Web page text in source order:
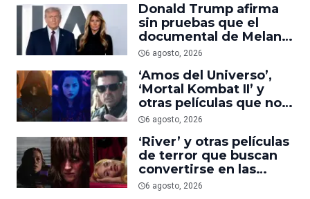
Donald Trump afirma
sin pruebas que el
documental de Melania
es ‘la película número
6 agosto, 2026
‘Amos del Universo’,
‘Mortal Kombat II’ y
otras películas que no
dominaron la taquilla
streaming
6 agosto, 2026
‘River’ y otras películas
de terror que buscan
convertirse en las
nuevas ‘Obsession’ y
6 agosto, 2026